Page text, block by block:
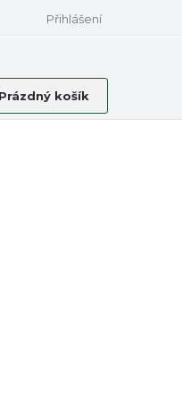
Přihlášení
Nákupní
Prázdný košík